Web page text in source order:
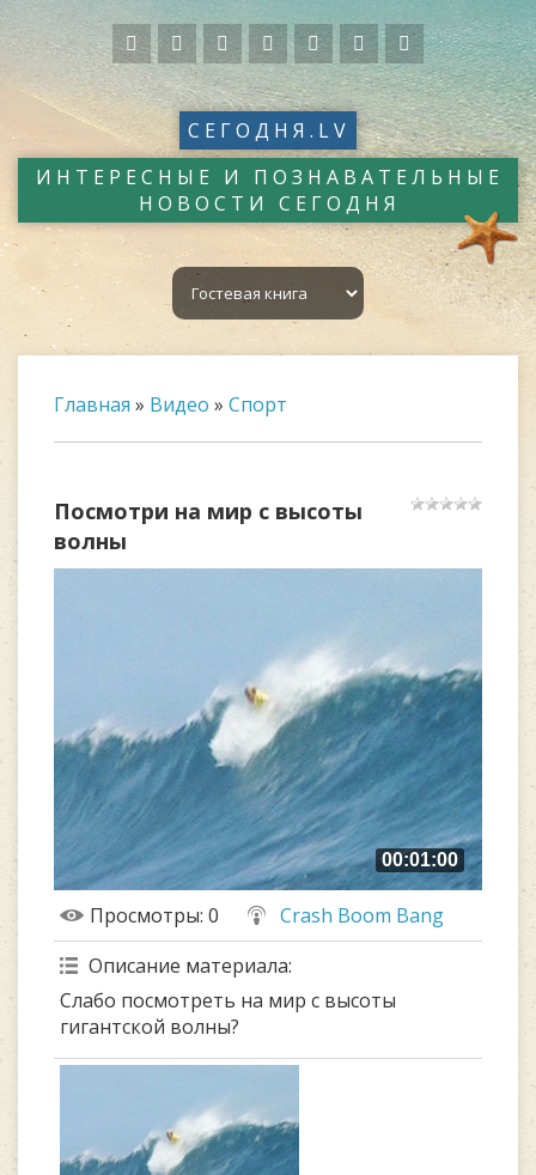
СЕГОДНЯ.LV
ИНТЕРЕСНЫЕ И ПОЗНАВАТЕЛЬНЫЕ
НОВОСТИ СЕГОДНЯ
Главная » Видео » Спорт
Посмотри на мир с высоты
волны
00:01:00
Просмотры: 0
Crash Boom Bang
Описание материала:
Слабо посмотреть на мир с высоты
гигантской волны?